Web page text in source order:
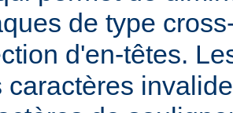
de type
d'en-têtes.
caractères